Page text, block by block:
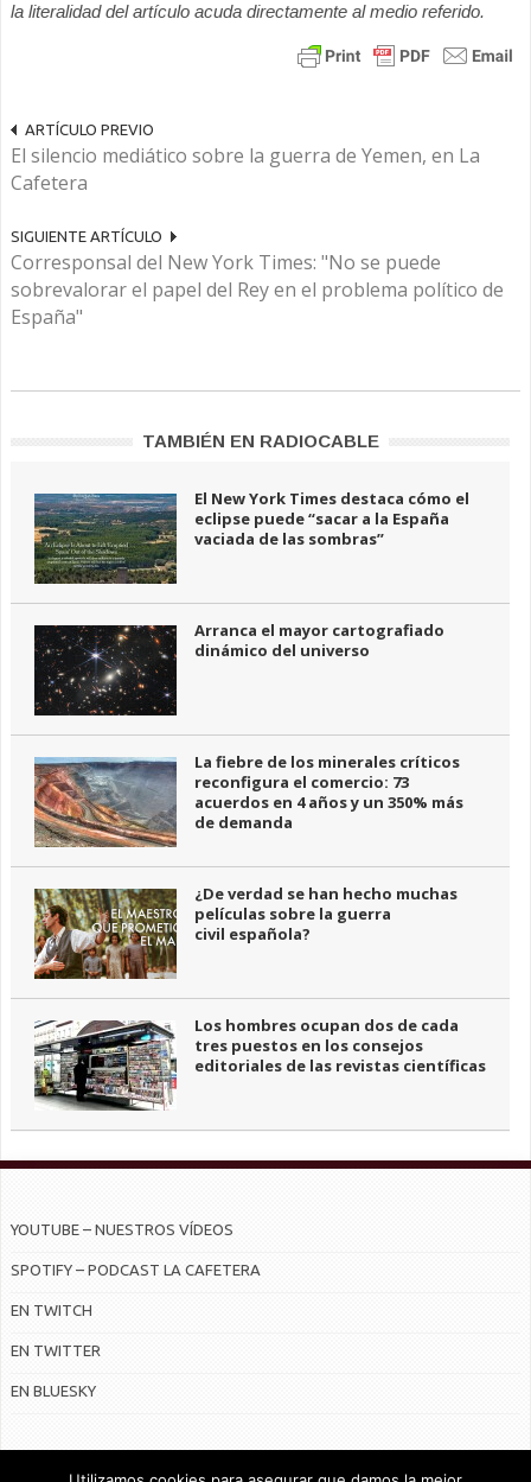
la literalidad del artículo acuda directamente al medio referido.
ARTÍCULO PREVIO
El silencio mediático sobre la guerra de Yemen, en La
Cafetera
SIGUIENTE ARTÍCULO
Corresponsal del New York Times: "No se puede
sobrevalorar el papel del Rey en el problema político de
España"
TAMBIÉN EN RADIOCABLE
El New York Times destaca cómo el
eclipse puede “sacar a la España
vaciada de las sombras”
Arranca el mayor cartografiado
dinámico del universo
La fiebre de los minerales críticos
reconfigura el comercio: 73
acuerdos en 4 años y un 350% más
de demanda
¿De verdad se han hecho muchas
películas sobre la guerra
civil española?
Los hombres ocupan dos de cada
tres puestos en los consejos
editoriales de las revistas científicas
YOUTUBE – NUESTROS VÍDEOS
SPOTIFY – PODCAST LA CAFETERA
EN TWITCH
EN TWITTER
EN BLUESKY